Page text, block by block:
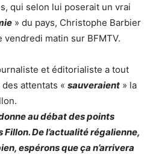
qui selon lui poserait un vrai
» du pays, Christophe Barbier
vendredi matin sur BFMTV.
et éditorialiste a tout
attentats « sauveraient » la
au débat des points
De l’actualité régalienne,
espérons que ça n’arrivera